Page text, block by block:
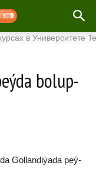
в Университете
bo­lup­
Gol­lan­di­ýa­da peý­